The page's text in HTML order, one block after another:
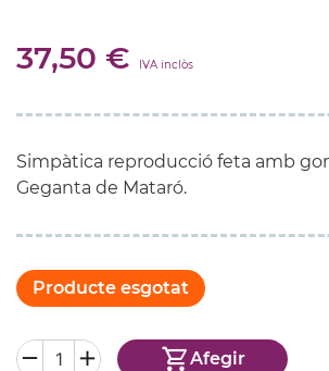
37,50 € IVA inclòs
Simpàtica reproducció feta amb
Geganta de Mataró.
Producte esgotat
Afegir